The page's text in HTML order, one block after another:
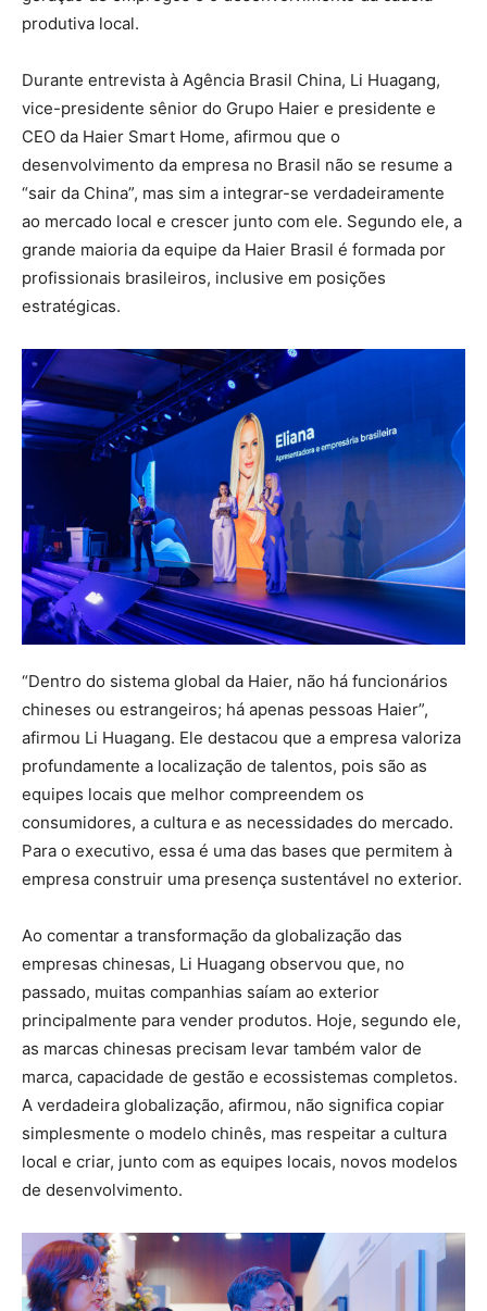
produtiva local.
Durante entrevista à Agência Brasil China, Li Huagang,
vice-presidente sênior do Grupo Haier e presidente e
CEO da Haier Smart Home, afirmou que o
desenvolvimento da empresa no Brasil não se resume a
“sair da China”, mas sim a integrar-se verdadeiramente
ao mercado local e crescer junto com ele. Segundo ele, a
grande maioria da equipe da Haier Brasil é formada por
profissionais brasileiros, inclusive em posições
estratégicas.
“Dentro do sistema global da Haier, não há funcionários
chineses ou estrangeiros; há apenas pessoas Haier”,
afirmou Li Huagang. Ele destacou que a empresa valoriza
profundamente a localização de talentos, pois são as
equipes locais que melhor compreendem os
consumidores, a cultura e as necessidades do mercado.
Para o executivo, essa é uma das bases que permitem à
empresa construir uma presença sustentável no exterior.
Ao comentar a transformação da globalização das
empresas chinesas, Li Huagang observou que, no
passado, muitas companhias saíam ao exterior
principalmente para vender produtos. Hoje, segundo ele,
as marcas chinesas precisam levar também valor de
marca, capacidade de gestão e ecossistemas completos.
A verdadeira globalização, afirmou, não significa copiar
simplesmente o modelo chinês, mas respeitar a cultura
local e criar, junto com as equipes locais, novos modelos
de desenvolvimento.